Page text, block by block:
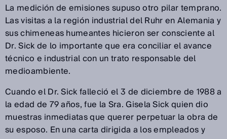
La medición de emisiones supuso otro pilar temprano.
Las visitas a la región industrial del Ruhr en Alemania y
sus chimeneas humeantes hicieron ser consciente al
Dr. Sick de lo importante que era conciliar el avance
técnico e industrial con un trato responsable del
medioambiente.
Cuando el Dr. Sick falleció el 3 de diciembre de 1988 a
la edad de 79 años, fue la Sra. Gisela Sick quien dio
muestras inmediatas que querer perpetuar la obra de
su esposo. En una carta dirigida a los empleados y